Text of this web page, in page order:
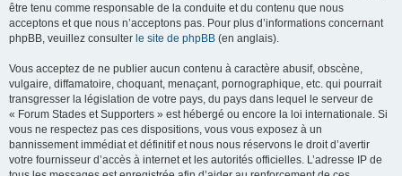
être tenu comme responsable de la conduite et du contenu que nous
acceptons et que nous n’acceptons pas. Pour plus d’informations concernant
phpBB, veuillez consulter le site de phpBB (en anglais).
Vous acceptez de ne publier aucun contenu à caractère abusif, obscène,
vulgaire, diffamatoire, choquant, menaçant, pornographique, etc. qui pourrait
transgresser la législation de votre pays, du pays dans lequel le serveur de
« Forum Stades et Supporters » est hébergé ou encore la loi internationale. Si
vous ne respectez pas ces dispositions, vous vous exposez à un
bannissement immédiat et définitif et nous nous réservons le droit d’avertir
votre fournisseur d’accès à internet et les autorités officielles. L’adresse IP de